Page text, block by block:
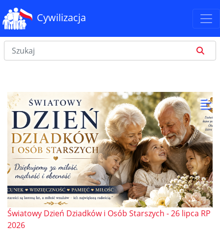
Cywilizacja
Światowy Dzień Dziadków i Osób Starszych - 26 lipca RP
2026